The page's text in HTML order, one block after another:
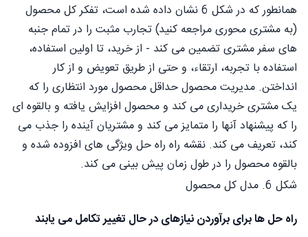
همانطور که در شکل 6 نشان داده شده است، تفکر کل محصول
(به مشتری محوری مراجعه کنید) تجارب مثبت را در تمام جنبه
های سفر مشتری تضمین می کند - از خرید، تا اولین استفاده،
استفاده با تجربه، ارتقاء، و حتی از طریق تعویض و از کار
انداختن. مدیریت محصول حداقل محصول مورد انتظاری را که
یک مشتری خریداری می کند و محصول افزایش یافته و بالقوه ای
را که پیشنهاد آنها را متمایز می کند و مشتریان آینده را جذب می
کند، تعریف می کند. نقشه راه راه حل ویژگی های افزوده شده و
بالقوه محصول را در طول زمان پیش بینی می کند.
شکل 6. مدل کل محصول
راه حل ها برای برآوردن نیازهای در حال تغییر تکامل می یابند